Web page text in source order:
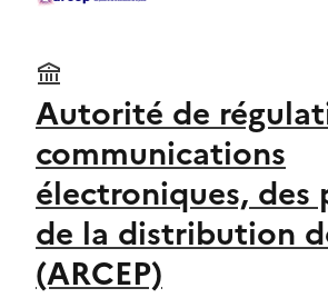
Autorité de
communications
électroniques, des
de la distribution
(ARCEP)